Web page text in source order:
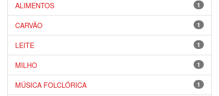
1
ALIMENTOS
1
CARVÃO
1
LEITE
1
MILHO
1
MÚSICA FOLCLÓRICA